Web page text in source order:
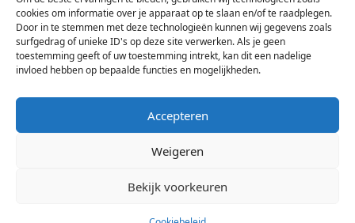
cookies om informatie over je apparaat op te slaan en/of te raadplegen.
Door in te stemmen met deze technologieën kunnen wij gegevens zoals
surfgedrag of unieke ID's op deze site verwerken. Als je geen
toestemming geeft of uw toestemming intrekt, kan dit een nadelige
invloed hebben op bepaalde functies en mogelijkheden.
Accepteren
Weigeren
Bekijk voorkeuren